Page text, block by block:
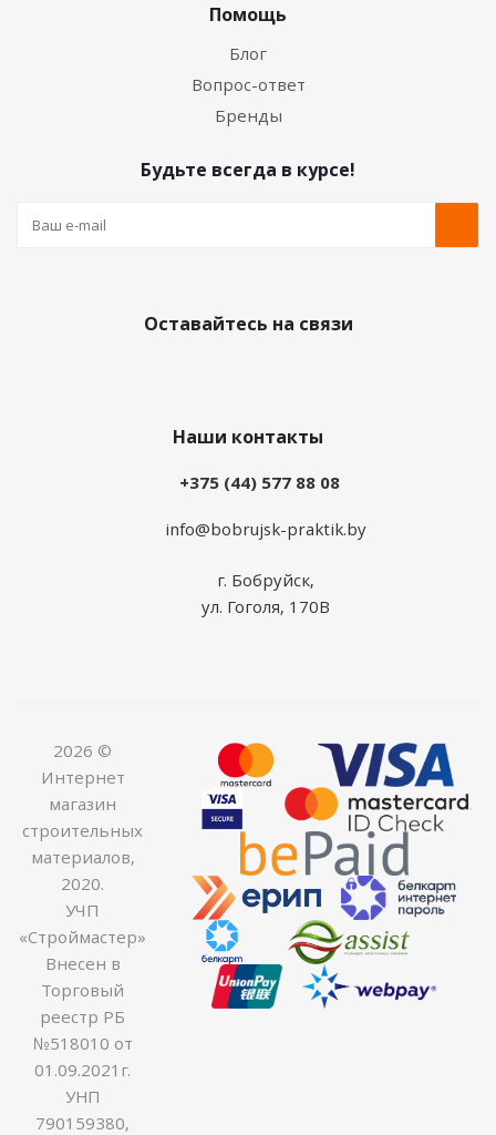
Помощь
Блог
Вопрос-ответ
Бренды
Будьте всегда в курсе!
Оставайтесь на связи
Наши контакты
+375 (44) 577 88 08
info@bobrujsk-praktik.by
г. Бобруйск,
ул. Гоголя, 170В
2026 ©
Интернет
магазин
строительных
материалов,
2020.
УЧП
«Строймастер»
Внесен в
Торговый
реестр РБ
№518010 от
01.09.2021г.
УНП
790159380,